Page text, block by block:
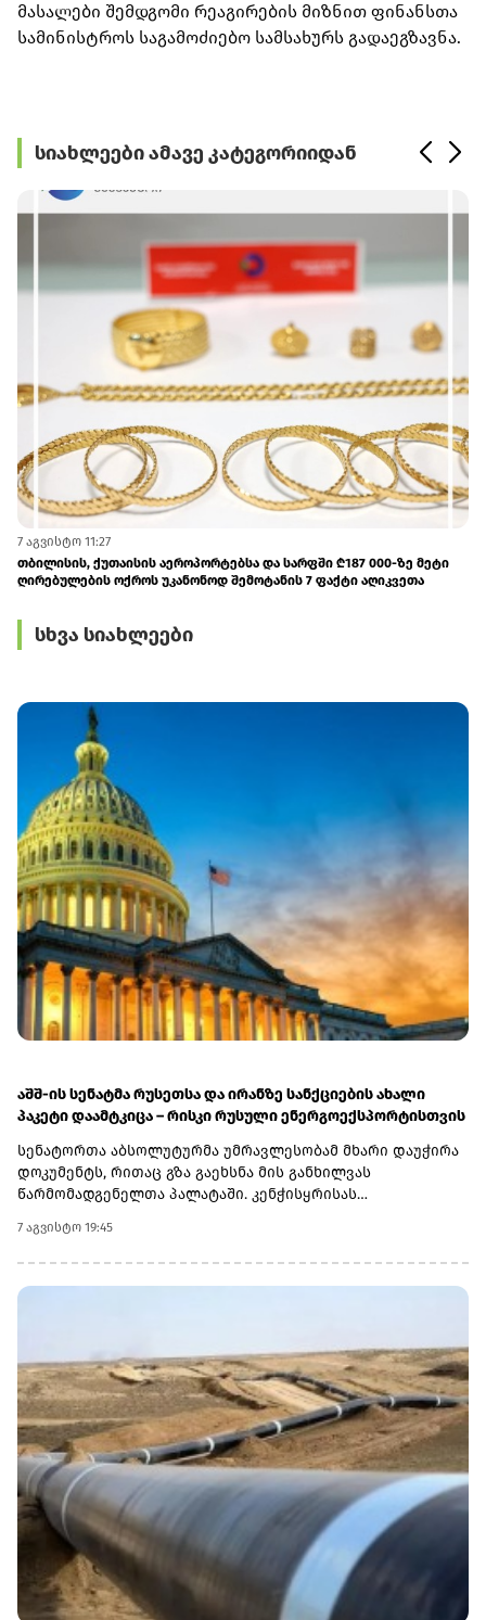
მასალები შემდგომი რეაგირების მიზნით ფინანსთა
სამინისტროს საგამოძიებო სამსახურს გადაეგზავნა.
სიახლეები ამავე კატეგორიიდან
7 აგვისტო 11:27
თბილისის, ქუთაისის აეროპორტებსა და სარფში ₾187 000-ზე მეტი
ღირებულების ოქროს უკანონოდ შემოტანის 7 ფაქტი აღიკვეთა
სხვა სიახლეები
აშშ-ის სენატმა რუსეთსა და ირანზე სანქციების ახალი
პაკეტი დაამტკიცა – რისკი რუსული ენერგოექსპორტისთვის
სენატორთა აბსოლუტურმა უმრავლესობამ მხარი დაუჭირა
დოკუმენტს, რითაც გზა გაეხსნა მის განხილვას
წარმომადგენელთა პალატაში. კენჭისყრისას
წინააღმდეგ კანონპროექტზე, სახელწოდებით „ლინდსი ო.
გრემის 2026 წლის სანქციების აქტი რუსეთისა და ირანის
წინააღმდეგ“. საბოლოო დათვლით შედეგი 86 ხმა 11-ის
აშშ-ის პრეზიდენტმა დონალდ ტრამპმა უნდა მოაწეროს
ხელი. უცნობია, როდის განიხილავს კანონპროექტს
პალატა.კანონპროექტის ინიციატორად დასახელებულია
სენატორი ლინდსი გრემი, რომელიც 2026 წლის 11 ივლისს
გარდაიცვალა. „ეს კანონი პუტინს მტკივნეულ ადგილზე
ურტყამს“, - განაცხადა მისმა დამ დარლინ გრემ ნორდონმა,
რომელმაც სენატში მისი ადგილი დაიკავა.„დღეს ზელენსკი
ამას უკრაინიდან აკვირდება, ხოლო პუტინი - მოსკოვიდან“,
- განაცხადა სენატორმა რიჩარდ ბლუმენთალმა,
დემოკრატმა კონექტიკუტის შტატიდან, რომელიც სამხრეთ
კაროლინას აწგანსვენებულ სენატორ ლინდსი გრემთან
ერთად მუშაობდა სანქციების პაკეტზე. „მინდა ვიფიქრო,
რომ ლინდსი გრემიც ხედავს ამას “, - თქვა ბლუმენთალმა.
7 აგვისტო 19:45